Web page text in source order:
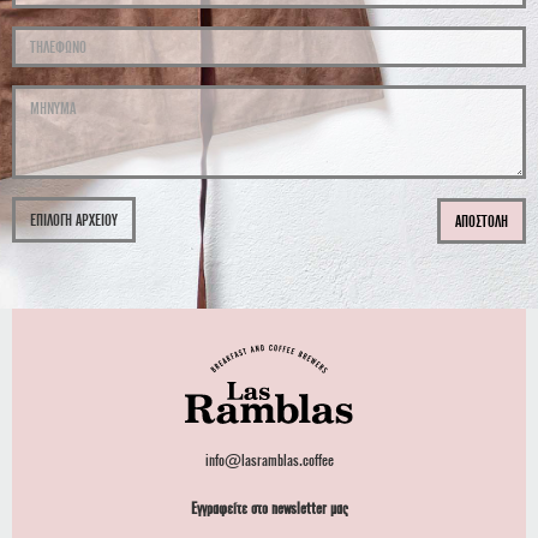
ΕΠΙΛΟΓΗ ΑΡΧΕΙΟΥ ΑΠΟΣΤΟΛΗ
info@lasramblas.coffee
Εγγραφείτε στο newsletter μας